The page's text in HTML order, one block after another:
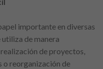
importante en diversas
de manera
de proyectos,
o reorganización de